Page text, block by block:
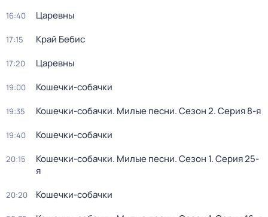
16:40 Царевны
17:15 Край Бебис
17:20 Царевны
19:00 Кошечки-собачки
19:35 Кошечки-собачки. Милые песни. Сезон 2. Серия 8-я
19:40 Кошечки-собачки
20:15 Кошечки-собачки. Милые песни. Сезон 1. Серия 25-
я
20:20 Кошечки-собачки